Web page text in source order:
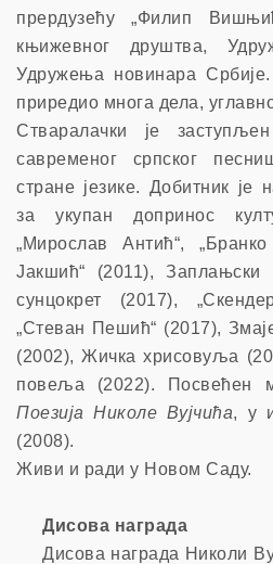
прердузећу „Филип
књижевног друштва,
Удружења новинара
приредио многа дела,
Стваралачки је
савременог српског
стране језике. Добитник је
за укупан допринос
„Мирослав Антић“,
Јакшић“ (2011),
сунцокрет (2017),
„Стеван Пешић“ (2017),
(2002), Жичка хрисовуља
повеља (2022). Посвећен
Поезија Николе Вујчића, у
(2008).
Живи и ради у Новом Саду.
Дисова награда
Дисова награда Николи